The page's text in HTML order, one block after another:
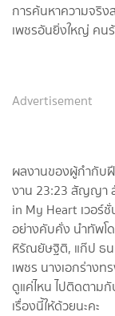
การค้นหาความจริง
เพชรอันยิ่งใหญ่ คน
Advertisement
ผลงานของผู้กำกับ
งาน 23:23 สัญญา
in My Heart เวอร์
อย่างคับคั่ง นำทัพโ
หิรัณยัษฐิติ, แก๊ป ธ
เพชร นางเอกร่าง
ดูแค่ไหน ไปติดตาม
เรื่องนี้ให้ด้วยนะคะ